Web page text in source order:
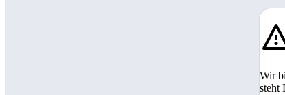
Wir
steht